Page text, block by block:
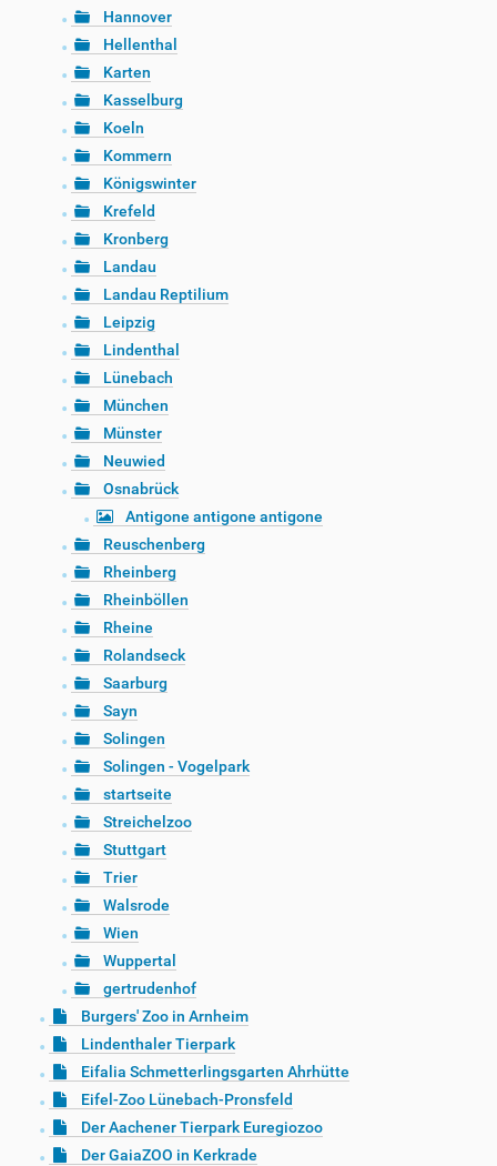
Hannover
Hellenthal
Karten
Kasselburg
Koeln
Kommern
Königswinter
Krefeld
Kronberg
Landau
Landau Reptilium
Leipzig
Lindenthal
Lünebach
München
Münster
Neuwied
Osnabrück
Antigone antigone antigone
Reuschenberg
Rheinberg
Rheinböllen
Rheine
Rolandseck
Saarburg
Sayn
Solingen
Solingen - Vogelpark
startseite
Streichelzoo
Stuttgart
Trier
Walsrode
Wien
Wuppertal
gertrudenhof
Burgers' Zoo in Arnheim
Lindenthaler Tierpark
Eifalia Schmetterlingsgarten Ahrhütte
Eifel-Zoo Lünebach-Pronsfeld
Der Aachener Tierpark Euregiozoo
Der GaiaZOO in Kerkrade